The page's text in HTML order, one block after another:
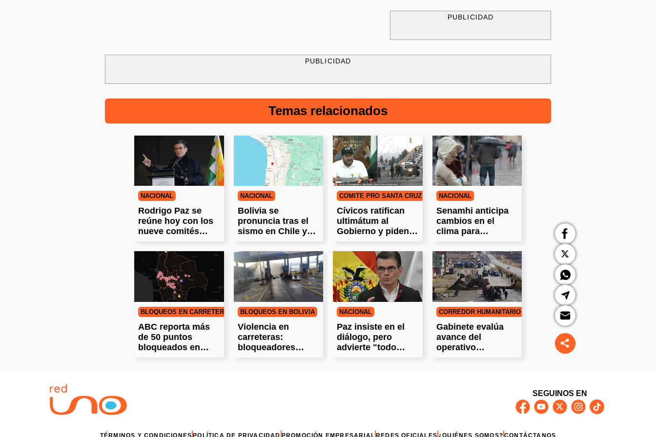
PUBLICIDAD
PUBLICIDAD
Temas relacionados
NACIONAL
Rodrigo Paz se
reúne hoy con los
nueve comités
Cruz
NACIONAL
Bolivia se
pronuncia tras el
sismo en Chile y
COMITÉ PRO SANTA CRUZ
Cívicos ratifican
ultimátum al
Gobierno y piden
excepción
NACIONAL
Senamhi anticipa
cambios en el
clima para
del país
BLOQUEOS EN CARRETERAS DE BOLIVIA
ABC reporta más
de 50 puntos
bloqueados en
BLOQUEOS EN BOLIVIA
Violencia en
carreteras:
bloqueadores
NACIONAL
Paz insiste en el
diálogo, pero
advierte "todo
CORREDOR HUMANITARIO
Gabinete evalúa
avance del
operativo
SEGUINOS EN
TÉRMINOS Y CONDICIONES POLÍTICA DE PRIVACIDAD PROMOCIÓN EMPRESARIAL REDES OFICIALES ¿QUIÉNES SOMOS? CONTÁCTANOS